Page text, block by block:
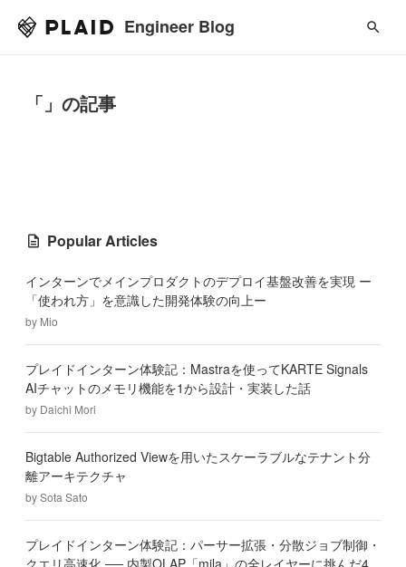
Engineer Blog
「」の記事
Popular Articles
インターンでメインプロダクトのデプロイ基盤改善を実現 ー
「使われ方」を意識した開発体験の向上ー
by Mio
プレイドインターン体験記：Mastraを使ってKARTE Signals
AIチャットのメモリ機能を1から設計・実装した話
by Daichi Mori
Bigtable Authorized Viewを用いたスケーラブルなテナント分
離アーキテクチャ
bySota Sato
プレイドインターン体験記：パーサー拡張・分散ジョブ制御・
クエリ高速化 ── 内製OLAP「mila」の全レイヤーに挑んだ4